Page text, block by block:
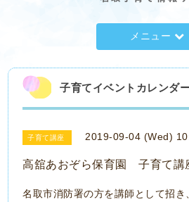
メニュー
子育てイベントカレンダ
子育て講座 2019-09-04 (Wed)
高舘あおぞら保育園 子育て
名取市消防署の方を講師として招